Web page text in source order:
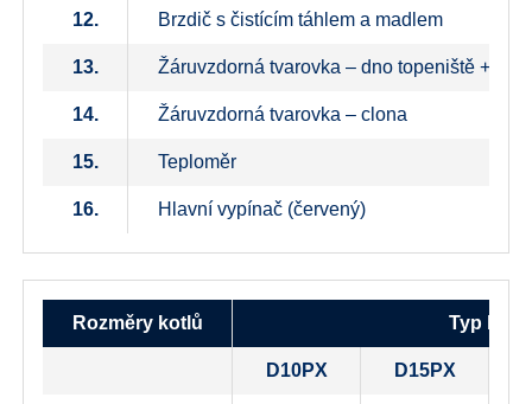
12. Brzdič s čistícím táhlem a madlem
13. Žáruvzdorná tvarovka – dno topeniště +
14. Žáruvzdorná tvarovka – clona
15. Teploměr
16. Hlavní vypínač (červený)
Rozměry kotlů Typ kotle
D10PX D15PX